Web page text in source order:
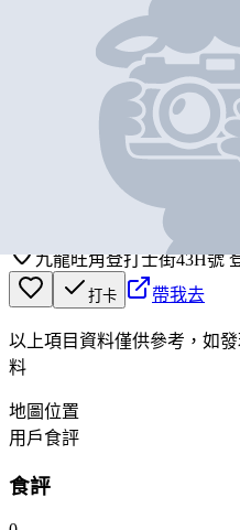
九龍旺角登打士街43H號
打卡 帶我去
以上項目資料僅供參考，如
料
地圖位置
用戶食評
食評